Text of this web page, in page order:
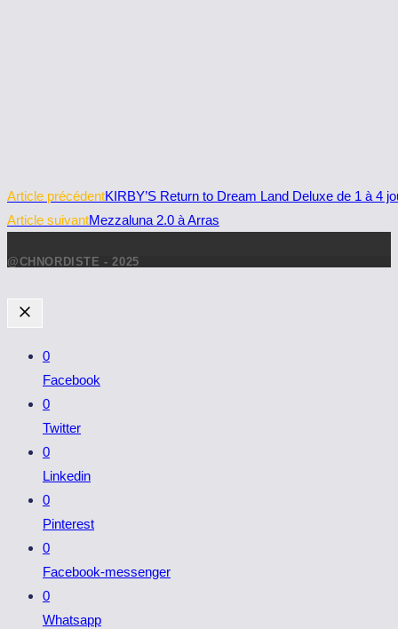
Read
more
Article précédentKIRBY’S Return to Dream Land Deluxe de 1 à 4
Article suivantMezzaluna 2.0 à Arras
@CHNORDISTE - 2025
0
Facebook
0
Twitter
0
Linkedin
0
Pinterest
0
Facebook-messenger
0
Whatsapp